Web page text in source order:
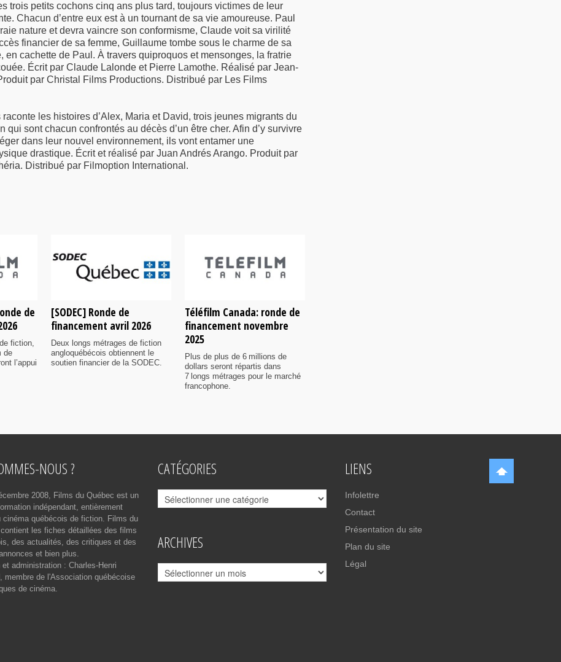
trois petits cochons cinq ans plus tard, toujours victimes de leur
Chacun d’entre eux est à un tournant de sa vie amoureuse. Paul
nature et devra vaincre son conformisme, Claude voit sa virilité
financier de sa femme, Guillaume tombe sous le charme de sa
cachette de Paul. À travers quiproquos et mensonges, la fratrie
Écrit par Claude Lalonde et Pierre Lamothe. Réalisé par Jean-
par Christal Films Productions. Distribué par Les Films
les histoires d’Alex, Maria et David, trois jeunes migrants du
qui sont chacun confrontés au décès d’un être cher. Afin d’y survivre
dans leur nouvel environnement, ils vont entamer une
drastique. Écrit et réalisé par Juan Andrés Arango. Produit par
Distribué par Filmoption International.
de
fiction,
de
l’appui
[SODEC] Ronde de
financement avril 2026
Deux longs métrages de fiction
angloquébécois obtiennent le
soutien financier de la SODEC.
Téléfilm Canada: ronde de
financement novembre
2025
Plus de plus de 6 millions de
dollars seront répartis dans
7 longs métrages pour le marché
francophone.
NOUS ?
2008, Films du Québec est un
indépendant, entièrement
cinéma québécois de fiction. Films du
les fiches détaillées des films
des actualités, des critiques et des
et bien plus.
et administration : Charles-Henri
membre de l'Association québécoise
de cinéma.
CATÉGORIES
Catégories
ARCHIVES
Archives
LIENS
Infolettre
Contact
Présentation du site
Plan du site
Légal